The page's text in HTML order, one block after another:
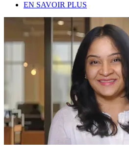
EN SAVOIR PLUS